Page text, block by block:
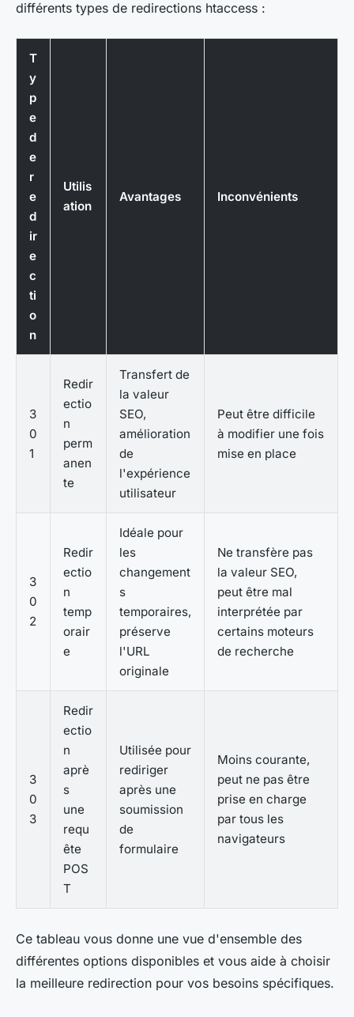
différents types de redirections htaccess :
T
y
p
e
d
e
r
e
d
ir
e
c
ti
o
n
Utilis
ation
Avantages Inconvénients
3
0
1
Redir
ectio
n
perm
anen
te
Transfert de
la valeur
SEO,
amélioration
de
l'expérience
utilisateur
Peut être difficile
à modifier une fois
mise en place
3
0
2
Redir
ectio
n
temp
orair
e
Idéale pour
les
changement
s
temporaires,
préserve
l'URL
originale
Ne transfère pas
la valeur SEO,
peut être mal
interprétée par
certains moteurs
de recherche
3
0
3
Redir
ectio
n
aprè
s
une
requ
ête
POS
T
Utilisée pour
rediriger
après une
soumission
de
formulaire
Moins courante,
peut ne pas être
prise en charge
par tous les
navigateurs
Ce tableau vous donne une vue d'ensemble des
différentes options disponibles et vous aide à choisir
la meilleure redirection pour vos besoins spécifiques.